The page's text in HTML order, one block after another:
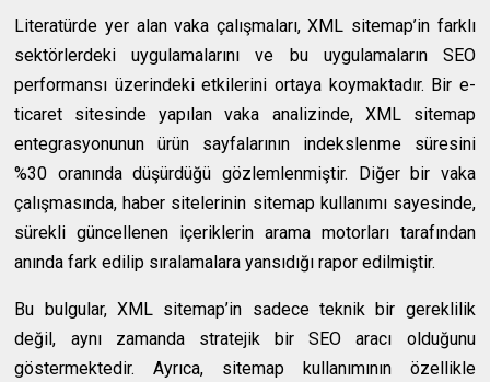
Literatürde yer alan vaka çalışmaları, XML sitemap’in farklı
sektörlerdeki uygulamalarını ve bu uygulamaların SEO
performansı üzerindeki etkilerini ortaya koymaktadır. Bir e-
ticaret sitesinde yapılan vaka analizinde, XML sitemap
entegrasyonunun ürün sayfalarının indekslenme süresini
%30 oranında düşürdüğü gözlemlenmiştir. Diğer bir vaka
çalışmasında, haber sitelerinin sitemap kullanımı sayesinde,
sürekli güncellenen içeriklerin arama motorları tarafından
anında fark edilip sıralamalara yansıdığı rapor edilmiştir.
Bu bulgular, XML sitemap’in sadece teknik bir gereklilik
değil, aynı zamanda stratejik bir SEO aracı olduğunu
göstermektedir. Ayrıca, sitemap kullanımının özellikle